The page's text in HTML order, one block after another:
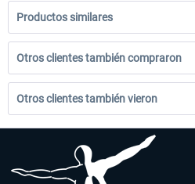
Productos similares
Otros clientes también compraron
Otros clientes también vieron